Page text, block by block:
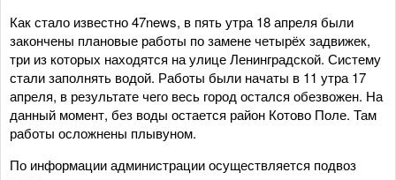
Как стало известно 47news, в пять утра 18 апреля были
закончены плановые работы по замене четырёх задвижек,
три из которых находятся на улице Ленинградской. Систему
стали заполнять водой. Работы были начаты в 11 утра 17
апреля, в результате чего весь город остался обезвожен. На
данный момент, без воды остается район Котово Поле. Там
работы осложнены плывуном.
По информации администрации осуществляется подвоз